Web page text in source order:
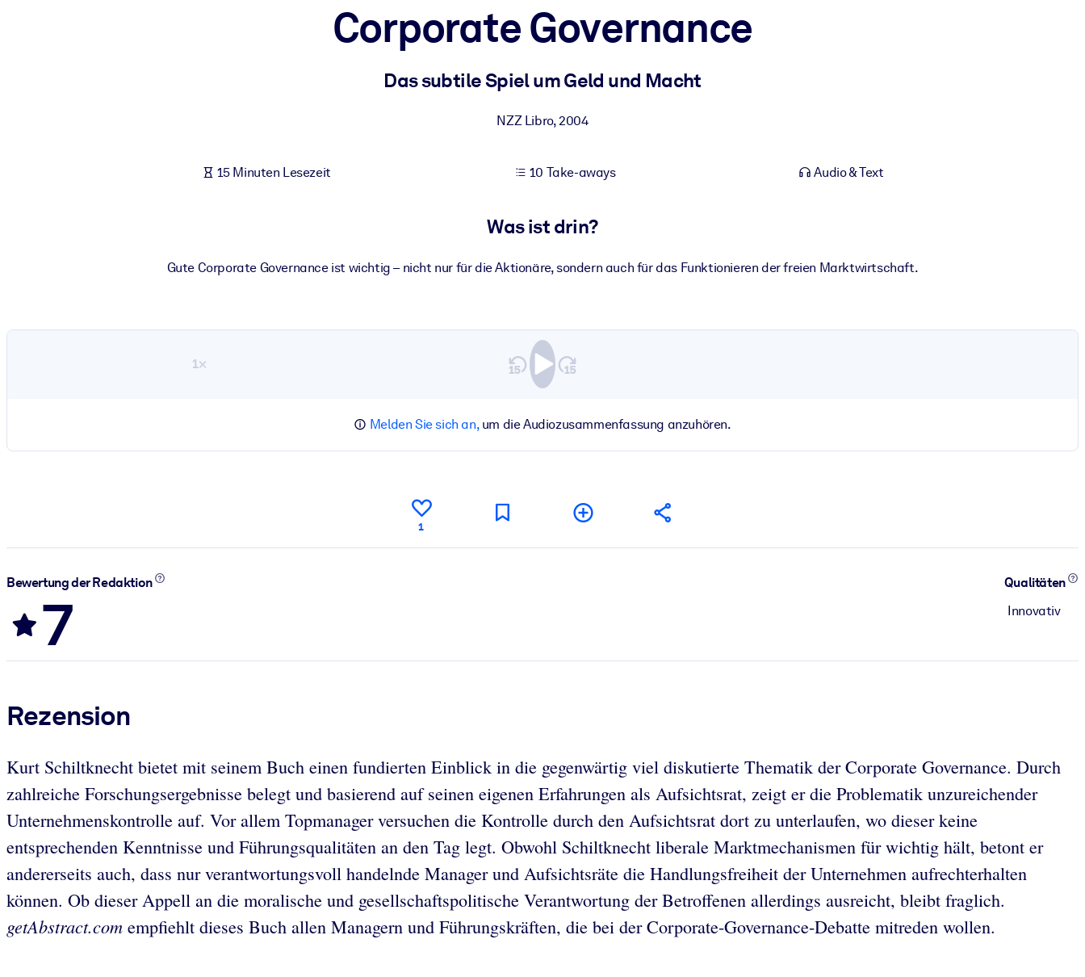
Bereichern Sie Ihre Unternehmensbibliothek mit vertrauenswürdigem, praxisnahem Business-Wissen.
Nutzen Sie verlässliches, strukturiertes Wissen, um die Ergebnisse Ihrer KI-Systeme zu optimieren.
Corporate Governance
Das subtile Spiel um Geld und Macht
NZZ Libro,2004
15 Minuten Lesezeit 10 Take-aways Audio & Text
Was ist drin?
Gute Corporate Governance ist wichtig – nicht nur für die Aktionäre, sondern auch für das Funktionieren der freien Marktwirtschaft.
1×
Melden Sie sich an,um die Audiozusammenfassung anzuhören.
1
Bewertung der Redaktion
7
Qualitäten
Innovativ
Rezension
Kurt Schiltknecht bietet mit seinem Buch einen fundierten Einblick in die gegenwärtig viel diskutierte Thematik der Corporate Governance. Durch
zahlreiche Forschungsergebnisse belegt und basierend auf seinen eigenen Erfahrungen als Aufsichtsrat, zeigt er die Problematik unzureichender
Unternehmenskontrolle auf. Vor allem Topmanager versuchen die Kontrolle durch den Aufsichtsrat dort zu unterlaufen, wo dieser keine
entsprechenden Kenntnisse und Führungsqualitäten an den Tag legt. Obwohl Schiltknecht liberale Marktmechanismen für wichtig hält, betont er
andererseits auch, dass nur verantwortungsvoll handelnde Manager und Aufsichtsräte die Handlungsfreiheit der Unternehmen aufrechterhalten
können. Ob dieser Appell an die moralische und gesellschaftspolitische Verantwortung der Betroffenen allerdings ausreicht, bleibt fraglich.
getAbstract.com empfiehlt dieses Buch allen Managern und Führungskräften, die bei der Corporate-Governance-Debatte mitreden wollen.